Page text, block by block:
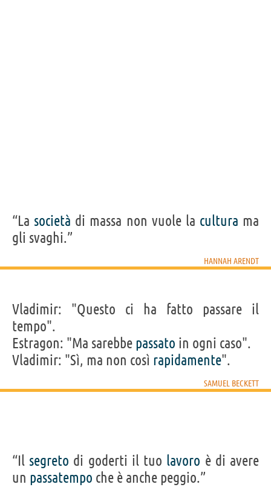
“La società di massa non vuole la cultura ma
gli svaghi.”
HANNAH ARENDT
Vladimir: "Questo ci ha fatto passare il
tempo".
Estragon: "Ma sarebbe passato in ogni caso".
Vladimir: "Sì, ma non così rapidamente".
SAMUEL BECKETT
“Il segreto di goderti il tuo lavoro è di avere
un passatempo che è anche peggio.”